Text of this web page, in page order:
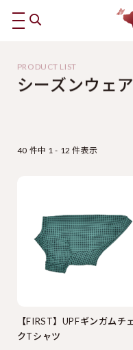
シーズンウェア
40 件中 1 - 12 件表示
【FIRST】UPFギンガムチ
クTシャツ